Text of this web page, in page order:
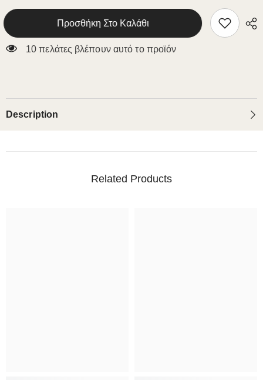
Bunk
Bed
Προσθήκη Στο Καλάθι
10 πελάτες βλέπουν αυτό το προϊόν
Description
Related Products